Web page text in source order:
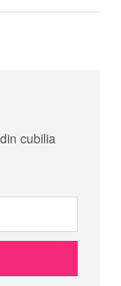
cubilia